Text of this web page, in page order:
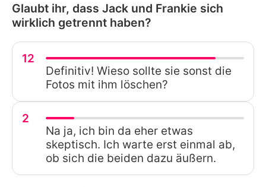
Glaubt ihr, dass Jack und Frankie sich
wirklich getrennt haben?
12
Definitiv! Wieso sollte sie sonst die
Fotos mit ihm löschen?
2
Na ja, ich bin da eher etwas
skeptisch. Ich warte erst einmal ab,
ob sich die beiden dazu äußern.